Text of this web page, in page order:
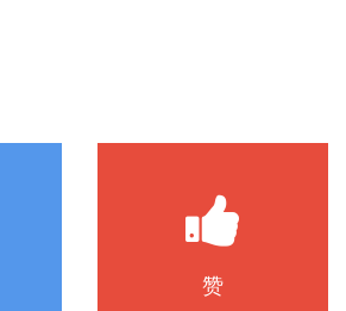
赞